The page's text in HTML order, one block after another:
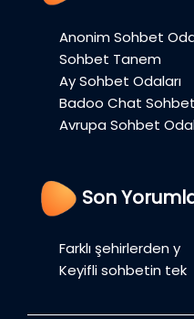
Anonim Sohbet
Sohbet Tanem
Ay Sohbet Odaları
Badoo Chat
Avrupa Sohbet
Son
Farklı şehirlerden y
Keyifli sohbetin tek